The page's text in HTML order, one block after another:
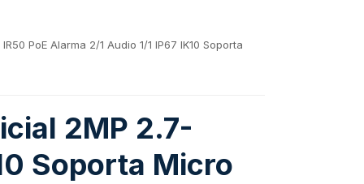
PoE Alarma 2/1 Audio 1/1 IP67 IK10 Soporta
2MP 2.7-
Soporta Micro